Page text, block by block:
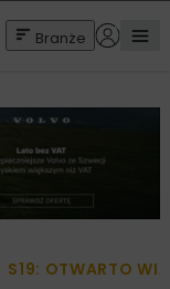
Branże
S19: OTWARTO